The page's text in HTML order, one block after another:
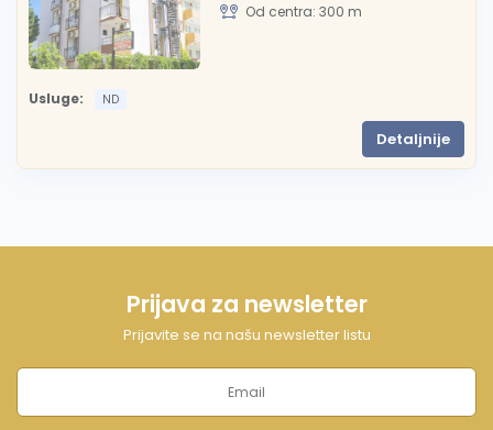
Od centra: 300 m
Usluge: ND
Detaljnije
Prijava za newsletter
Prijavite se na našu newsletter listu